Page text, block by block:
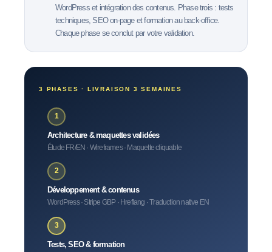
WordPress et intégration des contenus. Phase trois : tests
techniques, SEO on-page et formation au back-office.
Chaque phase se conclut par votre validation.
3 PHASES · LIVRAISON 3 SEMAINES
1
Architecture & maquettes validées
Étude FR/EN · Wireframes · Maquette cliquable
2
Développement & contenus
WordPress · Stripe GBP · Hreflang · Traduction native EN
3
Tests, SEO & formation